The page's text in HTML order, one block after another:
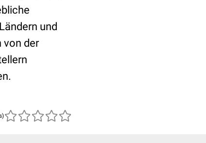
und
von der